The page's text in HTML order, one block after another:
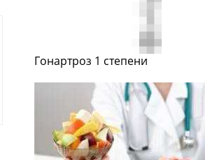
Гонартроз 1 степени